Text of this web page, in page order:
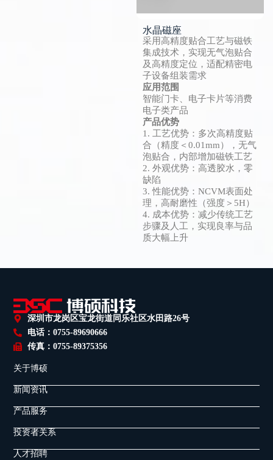
水晶磁座
采用高精度贴合工艺与磁铁
集成技术，实现无气泡贴合
及高精度定位，适配精密电
子设备组装需求
应用范围
智能门卡、电子卡片等消费
电子类产品
产品优势
1. 工艺优势：多次高精度贴
合（精度＜0.01mm），无气
泡贴合，内部增加磁铁工艺
2. 外观优势：高透胶水，零
缺陷
3. 性能优势：NCVM表面处
理，高耐磨性（强度＞5H）
4. 成本优势：减少传统工艺
步骤及人工，实现良率与品
质大幅上升
深圳市龙岗区宝龙街道同乐社区水田路26号
电话：0755-89690666
传真：0755-89375356
关于博硕
新闻资讯
产品服务
投资者关系
人才招聘